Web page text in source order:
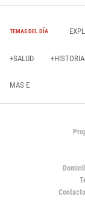
TEMAS DEL DÍA
+SALUD
MAS E